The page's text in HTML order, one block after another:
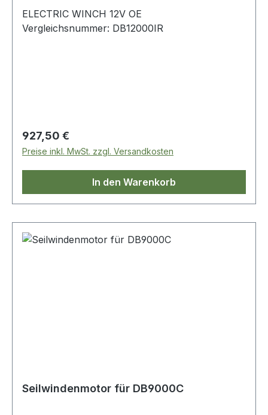
ELECTRIC WINCH 12V OE
Vergleichsnummer: DB12000IR
Regulärer Preis:
927,50 €
Preise inkl. MwSt. zzgl. Versandkosten
In den Warenkorb
Seilwindenmotor für DB9000C